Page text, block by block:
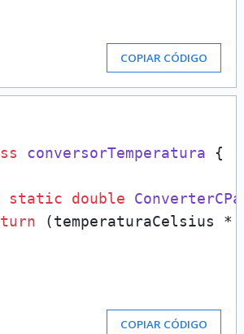
COPIAR CÓDIGO
conversorTemperatura {
static double
(temperaturaCelsius *
COPIAR CÓDIGO